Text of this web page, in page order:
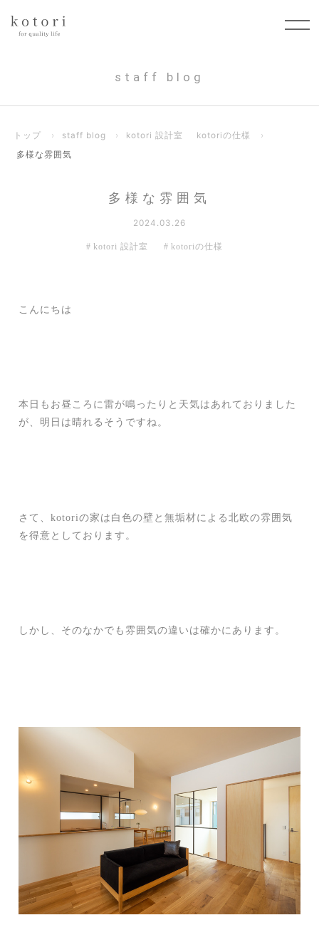
staff blog
トップ › staff blog › kotori 設計室 kotoriの仕様
›
多様な雰囲気
多様な雰囲気
2024.03.26
kotori 設計室 kotoriの仕様
こんにちは
本日もお昼ころに雷が鳴ったりと天気はあれておりました
が、明日は晴れるそうですね。
さて、kotoriの家は白色の壁と無垢材による北欧の雰囲気
を得意としております。
しかし、そのなかでも雰囲気の違いは確かにあります。